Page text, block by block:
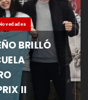
Novedades
BRILLÓ
II